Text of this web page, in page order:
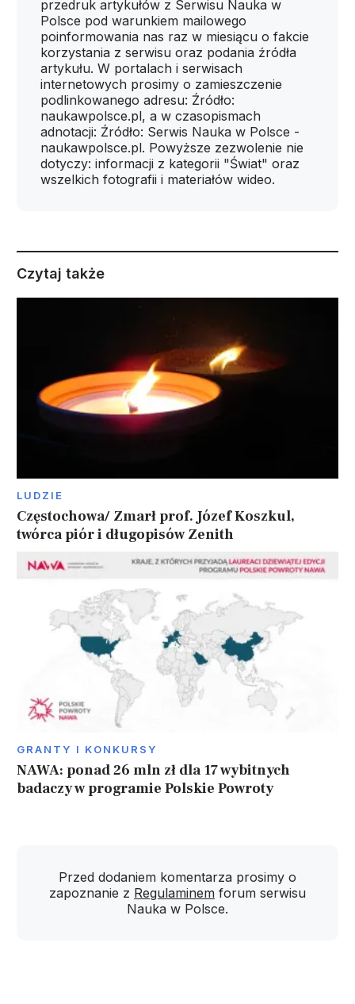
przedruk artykułów z Serwisu Nauka w
Polsce pod warunkiem mailowego
poinformowania nas raz w miesiącu o fakcie
korzystania z serwisu oraz podania źródła
artykułu. W portalach i serwisach
internetowych prosimy o zamieszczenie
podlinkowanego adresu: Źródło:
naukawpolsce.pl, a w czasopismach
adnotacji: Źródło: Serwis Nauka w Polsce -
naukawpolsce.pl. Powyższe zezwolenie nie
dotyczy: informacji z kategorii "Świat" oraz
wszelkich fotografii i materiałów wideo.
Czytaj także
LUDZIE
Częstochowa/ Zmarł prof. Józef Koszkul,
twórca piór i długopisów Zenith
GRANTY I KONKURSY
NAWA: ponad 26 mln zł dla 17 wybitnych
badaczy w programie Polskie Powroty
Przed dodaniem komentarza prosimy o
zapoznanie z Regulaminem forum serwisu
Nauka w Polsce.